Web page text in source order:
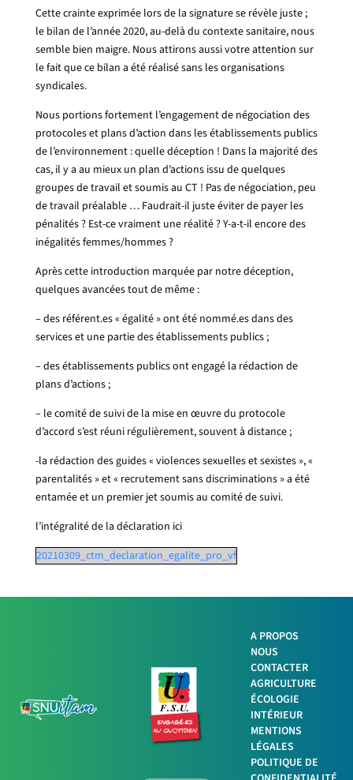
Cette crainte exprimée lors de la signature se révèle juste ;
le bilan de l’année 2020, au-delà du contexte sanitaire, nous
semble bien maigre. Nous attirons aussi votre attention sur
le fait que ce bilan a été réalisé sans les organisations
syndicales.
Nous portions fortement l’engagement de négociation des
protocoles et plans d’action dans les établissements publics
de l’environnement : quelle déception ! Dans la majorité des
cas, il y a au mieux un plan d’actions issu de quelques
groupes de travail et soumis au CT ! Pas de négociation, peu
de travail préalable … Faudrait-il juste éviter de payer les
pénalités ? Est-ce vraiment une réalité ? Y-a-t-il encore des
inégalités femmes/hommes ?
Après cette introduction marquée par notre déception,
quelques avancées tout de même :
– des référent.es « égalité » ont été nommé.es dans des
services et une partie des établissements publics ;
– des établissements publics ont engagé la rédaction de
plans d’actions ;
– le comité de suivi de la mise en œuvre du protocole
d’accord s’est réuni régulièrement, souvent à distance ;
-la rédaction des guides « violences sexuelles et sexistes », «
parentalités » et « recrutement sans discriminations » a été
entamée et un premier jet soumis au comité de suivi.
l’intégralité de la déclaration ici
20210309_ctm_declaration_egalite_pro_vf
A PROPOS
NOUS
CONTACTER
AGRICULTURE
ÉCOLOGIE
INTÉRIEUR
MENTIONS
LÉGALES
POLITIQUE DE
Facebook
Twitter
LinkedIn
Imprimer